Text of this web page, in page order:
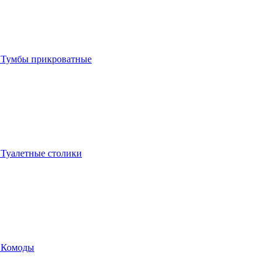
Тумбы прикроватные
Туалетные столики
Комоды